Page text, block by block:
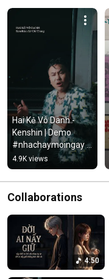
Hai Kẻ Vô Danh -
Kenshin | Demo
#nhachaymoingay
#tamtrang
4.9K views
Collaborations
4:50